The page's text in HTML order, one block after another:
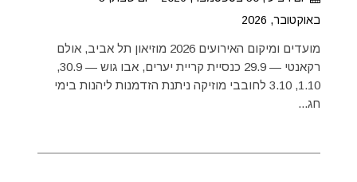
באוקטובר, 2026
מועדים ומיקום האירועים 2026 מוזיאון תל אביב, אולם
רקאנטי — 29.9 כנסיית קריית יערים, אבו גוש — 30.9,
1.10, 3.10 לחובבי מוזיקה ניתנת הזדמנות ליהנות בימי
חג...